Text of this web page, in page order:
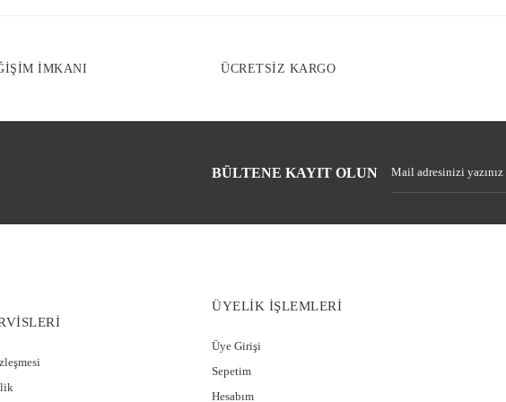
İMKANI ÜCRETSİZ KARGO
BÜLTENE KAYIT OLUN
ÜYELİK İŞLEMLERİ
Üye Girişi
Sepetim
Hesabım